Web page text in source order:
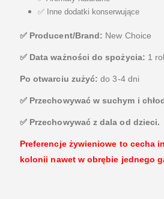
✅ Inne dodatki konserwujące
✅ Producent/Brand: New Choice
✅ Data ważności do spożycia: 1
Po otwarciu zużyć: do 3-4 dni
✅ Przechowywać w suchym i
✅ Przechowywać z dala od dzieci.
Preferencje żywieniowe to cecha
kolonii nawet w obrębie jednego